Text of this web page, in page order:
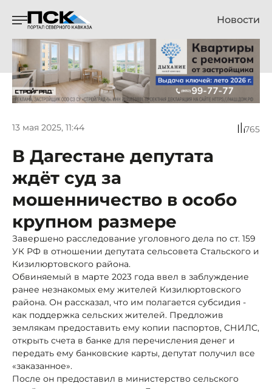
Новости
13 мая 2025, 11:44 765
В Дагестане депутата
ждёт суд за
мошенничество в особо
крупном размере
Завершено расследование уголовного дела по ст. 159
УК РФ в отношении депутата сельсовета Стальского и
Кизилюртовского района.
Обвиняемый в марте 2023 года ввел в заблуждение
ранее незнакомых ему жителей Кизилюртовского
района. Он рассказал, что им полагается субсидия -
как поддержка сельских жителей. Предложив
землякам предоставить ему копии паспортов, СНИЛС,
открыть счета в банке для перечисления денег и
передать ему банковские карты, депутат получил все
«заказанное».
После он предоставил в министерство сельского